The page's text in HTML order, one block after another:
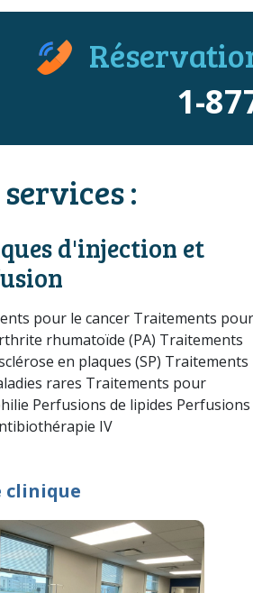
1-
:
d'injection et
pour le cancer Traitements pour
rhumatoïde (PA) Traitements
en plaques (SP) Traitements
rares Traitements pour
Perfusions de lipides Perfusions
IV
clinique